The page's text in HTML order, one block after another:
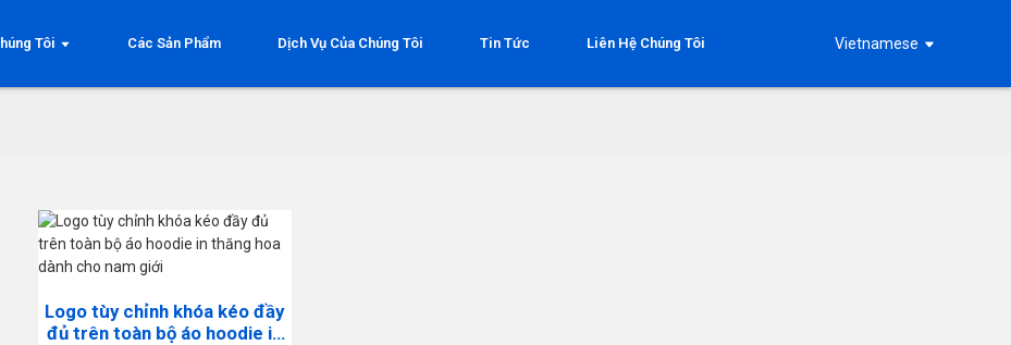
Tôi Các Sản Phẩm Dịch Vụ Của Chúng Tôi Tin Tức Liên Hệ Chúng Tôi Vietnamese
Logo tùy chỉnh khóa kéo đầy
đủ trên toàn bộ áo hoodie in